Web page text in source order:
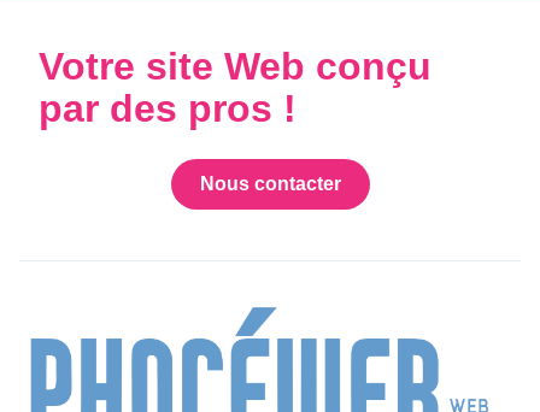
Votre site Web conçu
par des pros !
Nous contacter